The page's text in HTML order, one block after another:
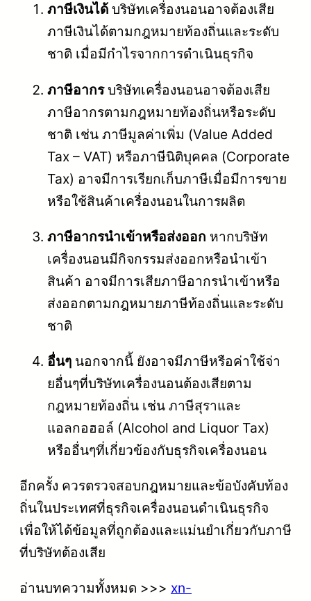
ภาษีเงินได้ บริษัทเครื่องนอนอาจต้องเสีย
ภาษีเงินได้ตามกฎหมายท้องถิ่นและระดับ
ชาติ เมื่อมีกำไรจากการดำเนินธุรกิจ
ภาษีอากรบริษัทเครื่องนอนอาจต้องเสีย
ภาษีอากรตามกฎหมายท้องถิ่นหรือระดับ
ชาติ เช่น ภาษีมูลค่าเพิ่ม (Value Added
Tax – VAT) หรือภาษีนิติบุคคล (Corporate
Tax) อาจมีการเรียกเก็บภาษีเมื่อมีการขาย
หรือใช้สินค้าเครื่องนอนในการผลิต
ภาษีอากรนำเข้าหรือส่งออก หากบริษัท
เครื่องนอนมีกิจกรรมส่งออกหรือนำเข้า
สินค้า อาจมีการเสียภาษีอากรนำเข้าหรือ
ส่งออกตามกฎหมายภาษีท้องถิ่นและระดับ
ชาติ
อื่นๆ นอกจากนี้ ยังอาจมีภาษีหรือค่าใช้จ่า
ยอื่นๆที่บริษัทเครื่องนอนต้องเสียตาม
กฎหมายท้องถิ่น เช่น ภาษีสุราและ
แอลกอฮอล์ (Alcohol and Liquor Tax)
หรืออื่นๆที่เกี่ยวข้องกับธุรกิจเครื่องนอน
อีกครั้ง ควรตรวจสอบกฎหมายและข้อบังคับท้อง
ถิ่นในประเทศที่ธุรกิจเครื่องนอนดำเนินธุรกิจ
เพื่อให้ได้ข้อมูลที่ถูกต้องและแม่นยำเกี่ยวกับภาษี
ที่บริษัทต้องเสีย
อ่านบทความทั้งหมด >>> xn-